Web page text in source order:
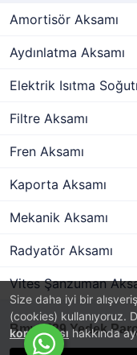
Size daha iyi bir
(cookies) kullanıyoruz.
korunması hakkında
Amortisör Aksamı
Aydınlatma Aksamı
Elektrik Isıtma
Filtre Aksamı
Fren Aksamı
Kaporta Aksamı
Mekanik Aksamı
Radyatör Aksamı
Vites Şanzuman
Bmw E39 Yedek